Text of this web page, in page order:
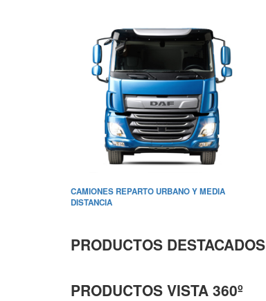
CAMIONES REPARTO URBANO Y MEDIA
DISTANCIA
PRODUCTOS DESTACADOS
PRODUCTOS VISTA 360º